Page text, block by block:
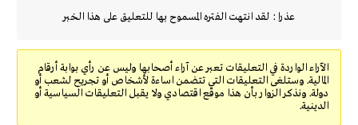
عذرا : لقد انتهت الفتره المسموح بها للتعليق على هذا الخبر
الآراء الواردة في التعليقات تعبر عن آراء أصحابها وليس عن رأي بوابة أرقام
المالية. وستلغى التعليقات التي تتضمن اساءة لأشخاص أو تجريح لشعب أو
دولة. ونذكر الزوار بأن هذا موقع اقتصادي ولا يقبل التعليقات السياسية أو
الدينية.